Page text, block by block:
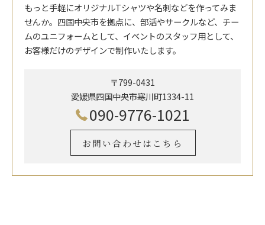
もっと手軽にオリジナルTシャツや名刺などを作ってみま
せんか。四国中央市を拠点に、部活やサークルなど、チー
ムのユニフォームとして、イベントのスタッフ用として、
お客様だけのデザインで制作いたします。
〒799-0431
愛媛県四国中央市寒川町1334-11
090-9776-1021
お問い合わせはこちら